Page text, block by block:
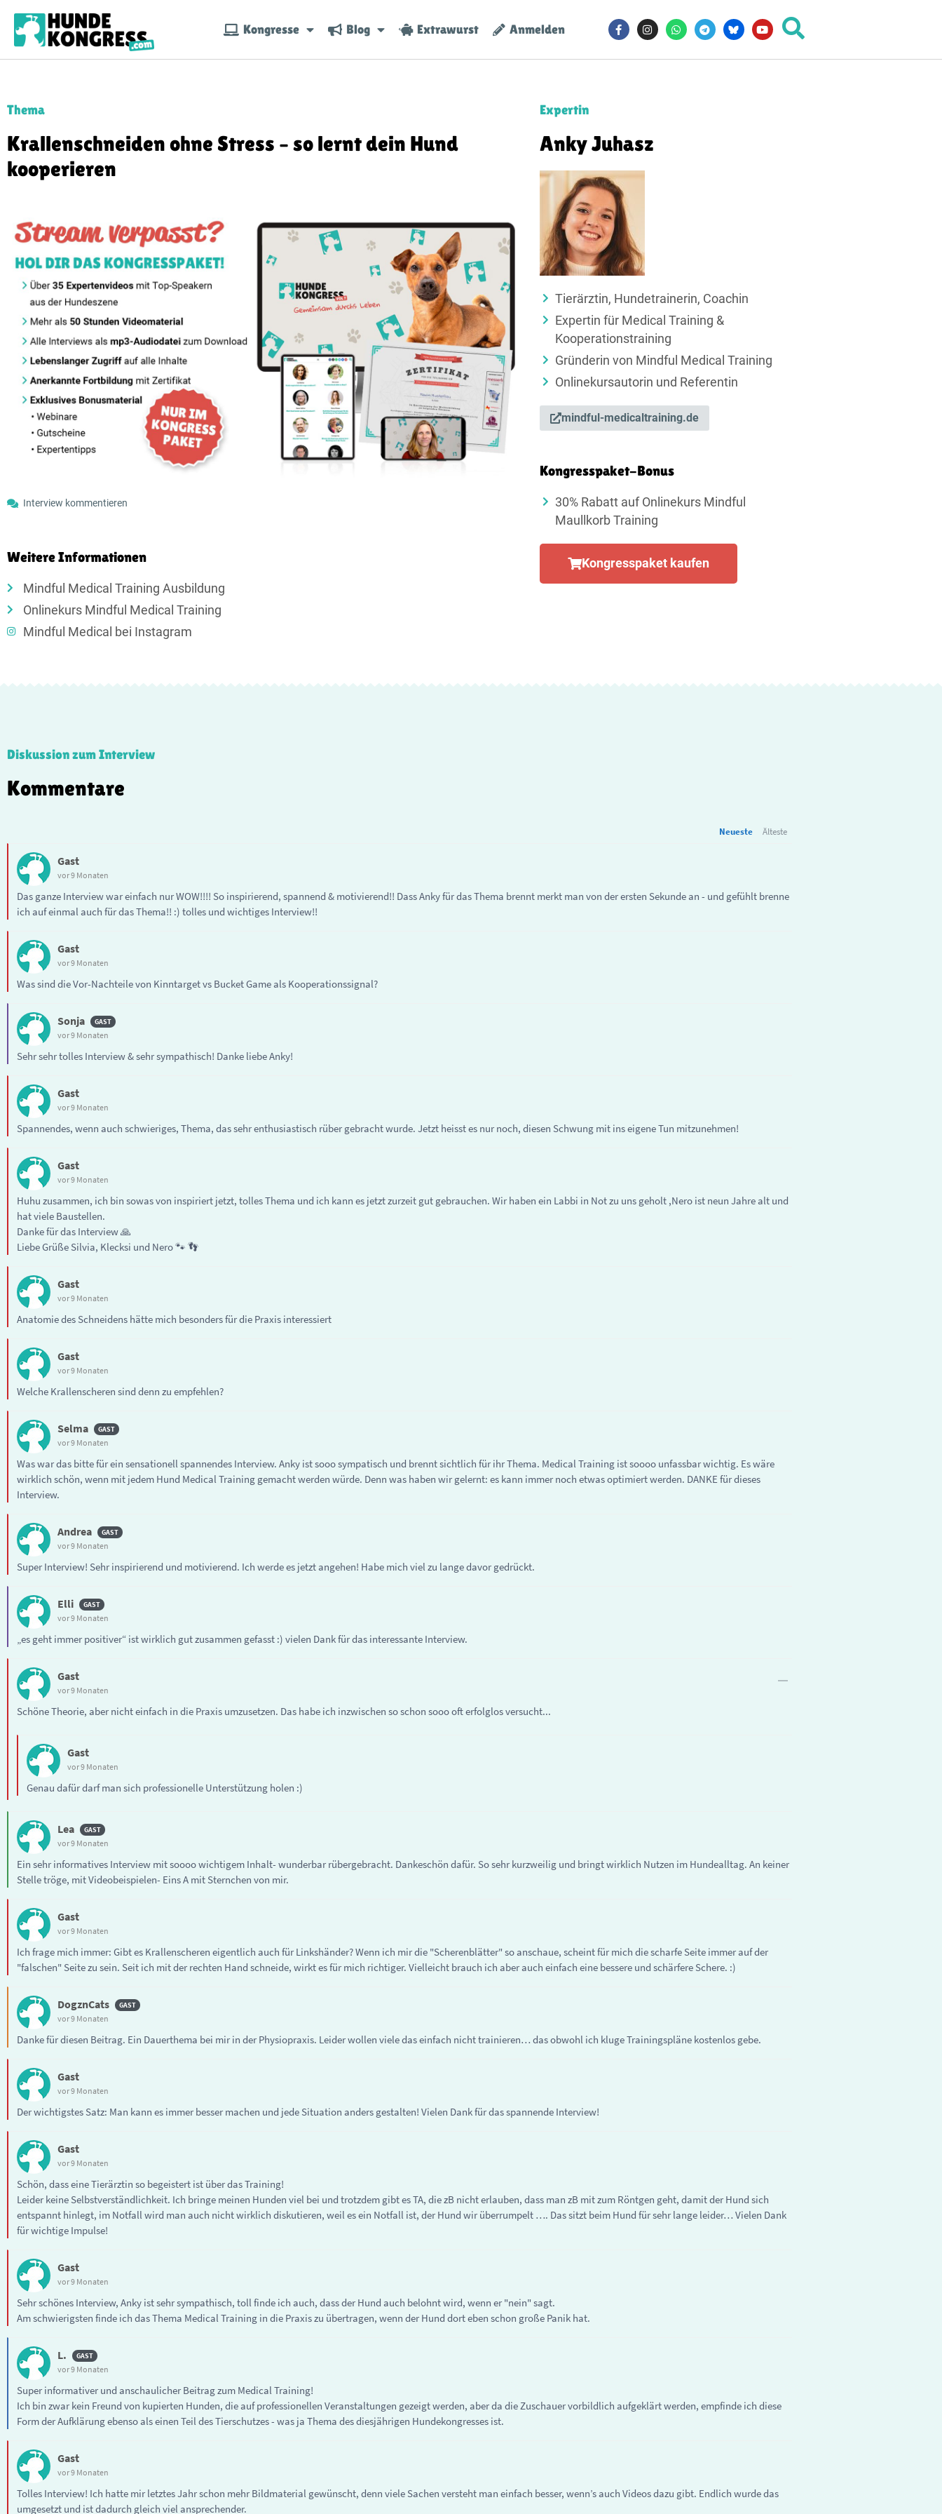
Kongresse Blog Extrawurst Anmelden
Thema
Krallenschneiden ohne Stress – so lernt dein Hund
kooperieren
Interview kommentieren
Weitere Informationen
Mindful Medical Training Ausbildung
Onlinekurs Mindful Medical Training
Mindful Medical bei Instagram
Expertin
Anky Juhasz
Tierärztin, Hundetrainerin, Coachin
Expertin für Medical Training &
Kooperationstraining
Gründerin von Mindful Medical Training
Onlinekursautorin und Referentin
mindful-medicaltraining.de
Kongresspaket-Bonus
30% Rabatt auf Onlinekurs Mindful
Maullkorb Training
Kongresspaket kaufen
Diskussion zum Interview
Kommentare
Neueste Älteste
Gast
vor 9 Monaten
Das ganze Interview war einfach nur WOW!!!! So inspirierend, spannend & motivierend!! Dass Anky für das Thema brennt merkt man von der ersten Sekunde an - und gefühlt brenne
ich auf einmal auch für das Thema!! :) tolles und wichtiges Interview!!
Gast
vor 9 Monaten
Was sind die Vor-Nachteile von Kinntarget vs Bucket Game als Kooperationssignal?
Sonja
vor 9 Monaten
Sehr sehr tolles Interview & sehr sympathisch! Danke liebe Anky!
Gast
vor 9 Monaten
Spannendes, wenn auch schwieriges, Thema, das sehr enthusiastisch rüber gebracht wurde. Jetzt heisst es nur noch, diesen Schwung mit ins eigene Tun mitzunehmen!
Gast
vor 9 Monaten
Huhu zusammen, ich bin sowas von inspiriert jetzt, tolles Thema und ich kann es jetzt zurzeit gut gebrauchen. Wir haben ein Labbi in Not zu uns geholt ,Nero ist neun Jahre alt und
hat viele Baustellen.
Danke für das Interview 🙏
Liebe Grüße Silvia, Klecksi und Nero 🐾 👣
Gast
vor 9 Monaten
Anatomie des Schneidens hätte mich besonders für die Praxis interessiert
Gast
vor 9 Monaten
Welche Krallenscheren sind denn zu empfehlen?
Selma
vor 9 Monaten
Was war das bitte für ein sensationell spannendes Interview. Anky ist sooo sympatisch und brennt sichtlich für ihr Thema. Medical Training ist soooo unfassbar wichtig. Es wäre
wirklich schön, wenn mit jedem Hund Medical Training gemacht werden würde. Denn was haben wir gelernt: es kann immer noch etwas optimiert werden. DANKE für dieses
Interview.
Andrea
vor 9 Monaten
Super Interview! Sehr inspirierend und motivierend. Ich werde es jetzt angehen! Habe mich viel zu lange davor gedrückt.
Elli
vor 9 Monaten
„es geht immer positiver“ ist wirklich gut zusammen gefasst :) vielen Dank für das interessante Interview.
Gast
vor 9 Monaten
Schöne Theorie, aber nicht einfach in die Praxis umzusetzen. Das habe ich inzwischen so schon sooo oft erfolglos versucht...
Gast
vor 9 Monaten
Genau dafür darf man sich professionelle Unterstützung holen :)
Lea
vor 9 Monaten
Ein sehr informatives Interview mit soooo wichtigem Inhalt- wunderbar rübergebracht. Dankeschön dafür. So sehr kurzweilig und bringt wirklich Nutzen im Hundealltag. An keiner
Stelle tröge, mit Videobeispielen- Eins A mit Sternchen von mir.
Gast
vor 9 Monaten
Ich frage mich immer: Gibt es Krallenscheren eigentlich auch für Linkshänder? Wenn ich mir die "Scherenblätter" so anschaue, scheint für mich die scharfe Seite immer auf der
"falschen" Seite zu sein. Seit ich mit der rechten Hand schneide, wirkt es für mich richtiger. Vielleicht brauch ich aber auch einfach eine bessere und schärfere Schere. :)
DogznCats
vor 9 Monaten
Danke für diesen Beitrag. Ein Dauerthema bei mir in der Physiopraxis. Leider wollen viele das einfach nicht trainieren… das obwohl ich kluge Trainingspläne kostenlos gebe.
Gast
vor 9 Monaten
Der wichtigstes Satz: Man kann es immer besser machen und jede Situation anders gestalten! Vielen Dank für das spannende Interview!
Gast
vor 9 Monaten
Schön, dass eine Tierärztin so begeistert ist über das Training!
Leider keine Selbstverständlichkeit. Ich bringe meinen Hunden viel bei und trotzdem gibt es TA, die zB nicht erlauben, dass man zB mit zum Röntgen geht, damit der Hund sich
entspannt hinlegt, im Notfall wird man auch nicht wirklich diskutieren, weil es ein Notfall ist, der Hund wir überrumpelt …. Das sitzt beim Hund für sehr lange leider… Vielen Dank
für wichtige Impulse!
Gast
vor 9 Monaten
Sehr schönes Interview, Anky ist sehr sympathisch, toll finde ich auch, dass der Hund auch belohnt wird, wenn er "nein" sagt.
Am schwierigsten finde ich das Thema Medical Training in die Praxis zu übertragen, wenn der Hund dort eben schon große Panik hat.
L.
vor 9 Monaten
Super informativer und anschaulicher Beitrag zum Medical Training!
Ich bin zwar kein Freund von kupierten Hunden, die auf professionellen Veranstaltungen gezeigt werden, aber da die Zuschauer vorbildlich aufgeklärt werden, empfinde ich diese
Form der Aufklärung ebenso als einen Teil des Tierschutzes - was ja Thema des diesjährigen Hundekongresses ist.
Gast
vor 9 Monaten
Tolles Interview! Ich hatte mir letztes Jahr schon mehr Bildmaterial gewünscht, denn viele Sachen versteht man einfach besser, wenn’s auch Videos dazu gibt. Endlich wurde das
umgesetzt und ist dadurch gleich viel ansprechender.